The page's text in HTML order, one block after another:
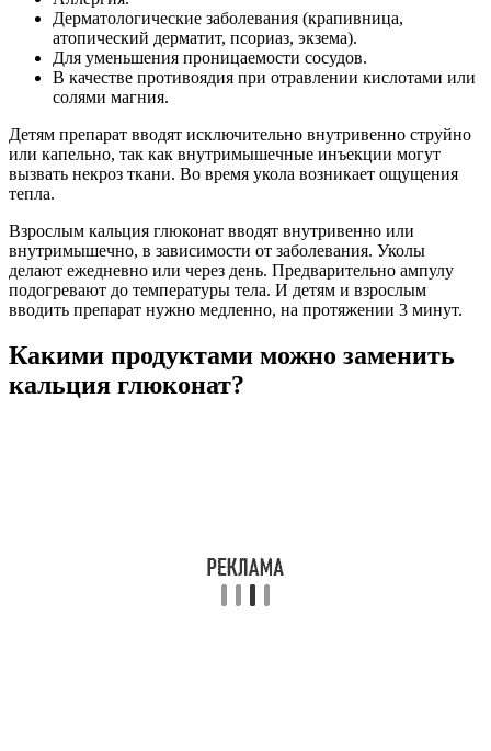
Дерматологические заболевания (крапивница,
атопический дерматит, псориаз, экзема).
Для уменьшения проницаемости сосудов.
В качестве противоядия при отравлении кислотами или
солями магния.
Детям препарат вводят исключительно внутривенно струйно
или капельно, так как внутримышечные инъекции могут
вызвать некроз ткани. Во время укола возникает ощущения
тепла.
Взрослым кальция глюконат вводят внутривенно или
внутримышечно, в зависимости от заболевания. Уколы
делают ежедневно или через день. Предварительно ампулу
подогревают до температуры тела. И детям и взрослым
вводить препарат нужно медленно, на протяжении 3 минут.
Какими продуктами можно заменить
кальция глюконат?